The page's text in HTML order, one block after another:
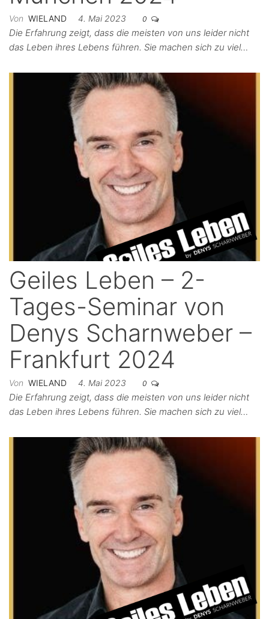
Von WIELAND 4. Mai 2023 0
Die Erfahrung zeigt, dass die meisten von uns leider nicht
das Leben ihres Lebens führen. Sie machen sich zu viel…
Geiles Leben – 2-
Tages-Seminar von
Denys Scharnweber –
Frankfurt 2024
Von WIELAND 4. Mai 2023 0
Die Erfahrung zeigt, dass die meisten von uns leider nicht
das Leben ihres Lebens führen. Sie machen sich zu viel…